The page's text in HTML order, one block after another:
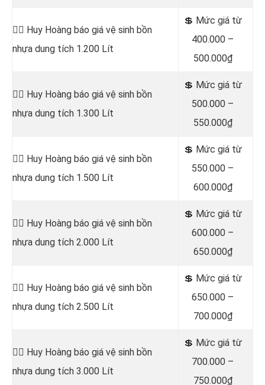
👷‍♂️ Huy Hoàng báo giá vệ sinh bồn
nhựa dung tích 1.200 Lít
💲 Mức giá từ
400.000 –
500.000₫
👷‍♂️ Huy Hoàng báo giá vệ sinh bồn
nhựa dung tích 1.300 Lít
💲 Mức giá từ
500.000 –
550.000₫
👷‍♂️ Huy Hoàng báo giá vệ sinh bồn
nhựa dung tích 1.500 Lít
💲 Mức giá từ
550.000 –
600.000₫
👷‍♂️ Huy Hoàng báo giá vệ sinh bồn
nhựa dung tích 2.000 Lít
💲 Mức giá từ
600.000 –
650.000₫
👷‍♂️ Huy Hoàng báo giá vệ sinh bồn
nhựa dung tích 2.500 Lít
💲 Mức giá từ
650.000 –
700.000₫
👷‍♂️ Huy Hoàng báo giá vệ sinh bồn
nhựa dung tích 3.000 Lít
💲 Mức giá từ
700.000 –
750.000₫